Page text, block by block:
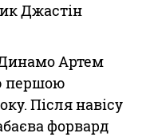
Джастін
Артем
першою
Після навісу
форвард